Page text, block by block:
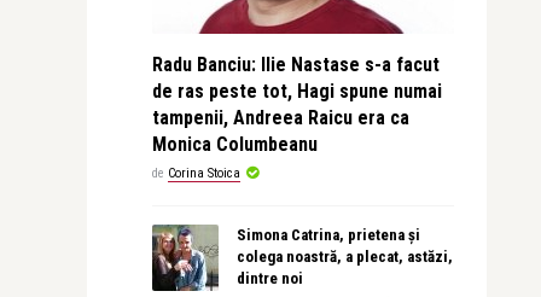
Radu Banciu: Ilie Nastase s-a facut
de ras peste tot, Hagi spune numai
tampenii, Andreea Raicu era ca
Monica Columbeanu
de Corina Stoica
Simona Catrina, prietena și
colega noastră, a plecat, astăzi,
dintre noi